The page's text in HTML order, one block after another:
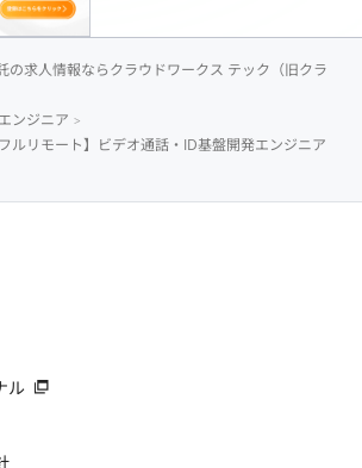
の求人情報ならクラウドワークス テック（旧クラ
ンジニア
ルリモート】ビデオ通話・ID基盤開発エンジニア
ル